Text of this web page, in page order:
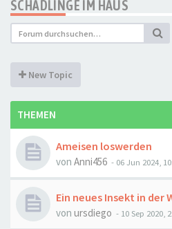
SCHÄDLINGE IM HAUS
New Topic
THEMEN
Ameisen loswerden
von Anni456 - 06 Jun 2024,
Ein neues Insekt in der
von ursdiego - 10 Sep 2020,